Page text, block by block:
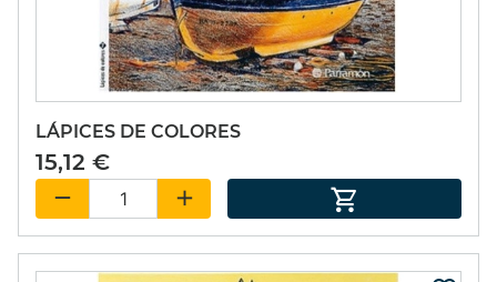
LÁPICES DE COLORES
15,12 €